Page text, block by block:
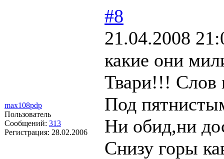
max108pdp
Пользователь
Сообщений: 313
Регистрация: 28.02.2006
#8
21.04.2008
какие они
Твари!!! Слов
Под
Ни обид,ни
Снизу горы